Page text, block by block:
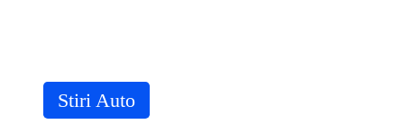
Posted
in
Stiri Auto